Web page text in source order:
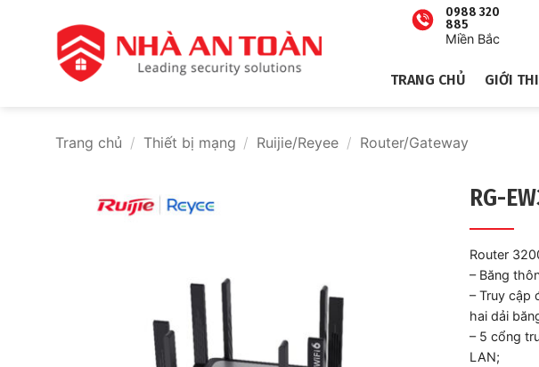
0988 320
885
Miền Bắc
TRANG CHỦ GIỚI
Trang chủ / Thiết bị mạng / Ruijie/Reyee / Router/Gateway
RG-
Router
– Băng
– Truy cập
hai dải
– 5 cổng
LAN;